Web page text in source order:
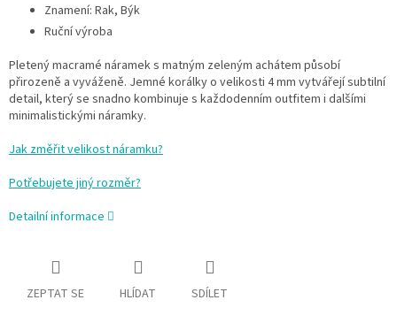
Znamení: Rak, Býk
Ruční výroba
Pletený macramé náramek s matným zeleným achátem působí
přirozeně a vyváženě. Jemné korálky o velikosti 4 mm vytvářejí subtilní
detail, který se snadno kombinuje s každodenním outfitem i dalšími
minimalistickými náramky.
Jak změřit velikost náramku?
Potřebujete jiný rozměr?
Detailní informace
ZEPTAT SE HLÍDAT SDÍLET